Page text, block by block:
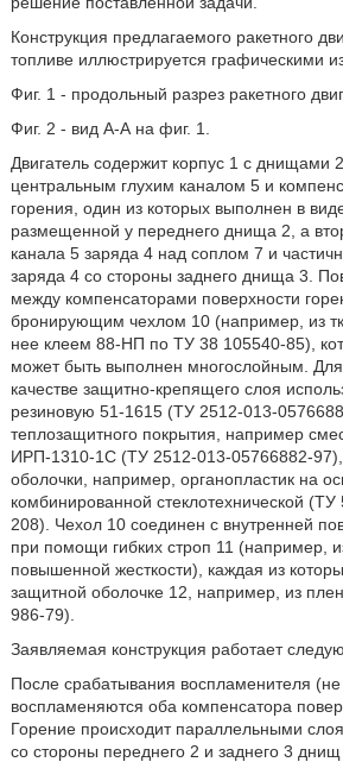
Конструкция предлагаемого ракетного
топливе иллюстрируется графическими
Фиг. 1 - продольный разрез ракетного
Фиг. 2 - вид А-А на фиг. 1.
Двигатель содержит корпус 1 с днищами
центральным глухим каналом 5 и
горения, один из которых выполнен в
размещенной у переднего днища 2, а
канала 5 заряда 4 над соплом 7 и
заряда 4 со стороны заднего днища 3.
между компенсаторами поверхности
бронирующим чехлом 10 (например, из
нее клеем 88-НП по ТУ 38 105540-85),
может быть выполнен многослойным.
качестве защитно-крепящего слоя
резиновую 51-1615 (ТУ 2512-013-
теплозащитного покрытия, например
ИРП-1310-1С (ТУ 2512-013-05766882-97),
оболочки, например, органопластик на
комбинированной стеклотехнической
208). Чехол 10 соединен с внутренней
при помощи гибких строп 11 (например,
повышенной жесткости), каждая из
защитной оболочке 12, например, из
986-79).
Заявляемая конструкция работает
После срабатывания воспламенителя (не
воспламеняются оба компенсатора
Горение происходит параллельными
со стороны переднего 2 и заднего 3